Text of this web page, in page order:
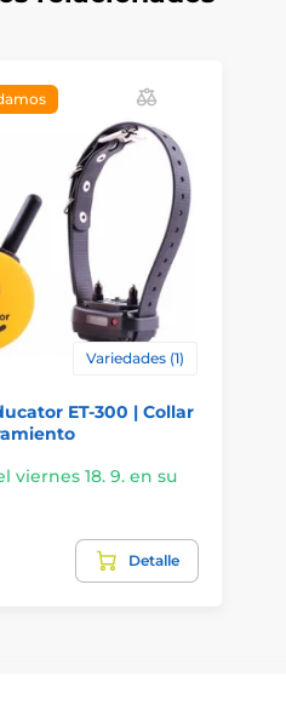
Variedades (1)
ET-300 | Collar
viernes 18. 9. en su
Detalle